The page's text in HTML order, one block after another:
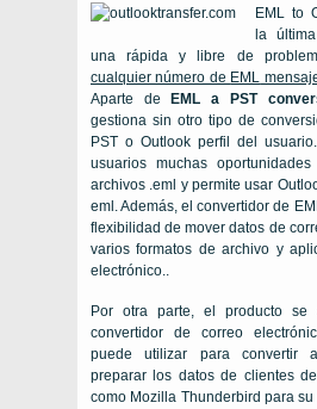
EML to
la
una rápida y libre de
cualquier número de EML
Aparte de
EML a PST
gestiona sin otro tipo de
PST o Outlook perfil del
usuarios muchas
archivos .eml y permite usar
eml. Además, el convertidor de
flexibilidad de mover datos de
varios formatos de archivo y
electrónico..
Por otra parte, el producto se
convertidor de correo
puede utilizar para convertir
preparar los datos de clientes
como Mozilla Thunderbird para su